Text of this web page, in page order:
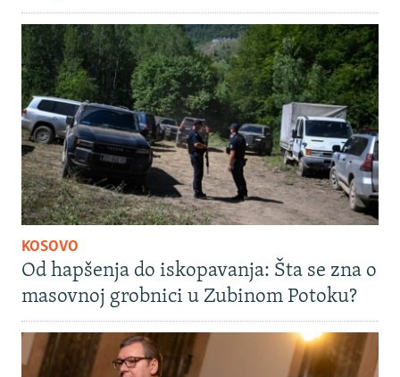
KOSOVO
Od hapšenja do iskopavanja: Šta se zna o
masovnoj grobnici u Zubinom Potoku?